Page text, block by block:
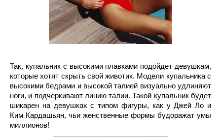
Так, купальник с высокими плавками подойдет девушкам,
которые хотят скрыть свой животик. Модели купальника с
высокими бедрами и высокой талией визуально удлиняют
ноги, и подчеркивают линию талии. Такой купальник будет
шикарен на девушках с типом фигуры, как у Джей Ло и
Ким Кардашьян, чьи женственные формы будоражат умы
миллионов!